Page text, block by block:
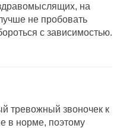
на
не пробовать
с зависимостью.
тревожный звоночек к
в норме, поэтому